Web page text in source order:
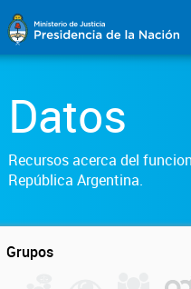
Datos
Recursos acerca del
República Argentina.
Grupos